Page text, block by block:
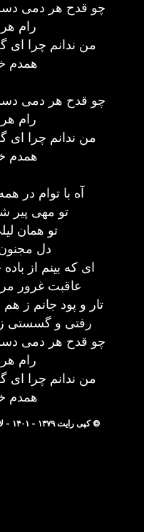
چو قدح هر دمی
رام
من ندانم چرا
همدم
چو قدح هر دمی
رام
من ندانم چرا
همدم
آه با توام در
تو مهی پیر
تو همان
دل
ای که بینم از
عاقبت غرور
تار و پود جانم ز
رفتی و گسستی ز
چو قدح هر دمی
رام
من ندانم چرا
همدم
© کپی رایت ۱۳۷۹ - ۱۴۰۱ - لاچینی میدیا - کلیه حقوق محفوظ است